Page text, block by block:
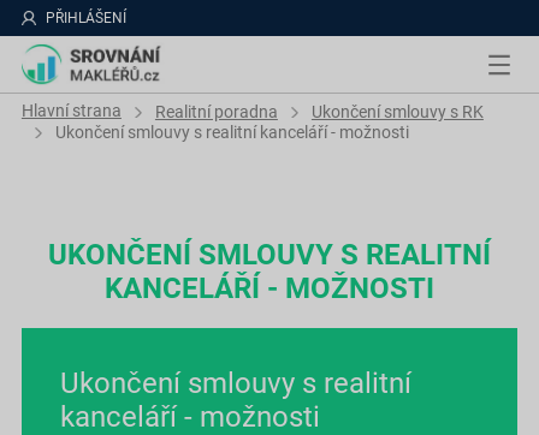
PŘIHLÁŠENÍ
Hlavní strana Realitní poradna
Ukončení smlouvy s RK
Ukončení smlouvy s realitní kanceláří - možnosti
UKONČENÍ SMLOUVY S REALITNÍ
KANCELÁŘÍ - MOŽNOSTI
Ukončení smlouvy s realitní
kanceláří - možnosti